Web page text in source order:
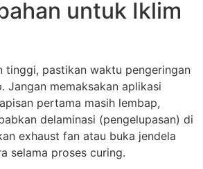
untuk Iklim
tinggi, pastikan waktu pengeringan
Jangan memaksakan aplikasi
pertama masih lembap,
delaminasi (pengelupasan) di
exhaust fan atau buka jendela
selama proses curing.